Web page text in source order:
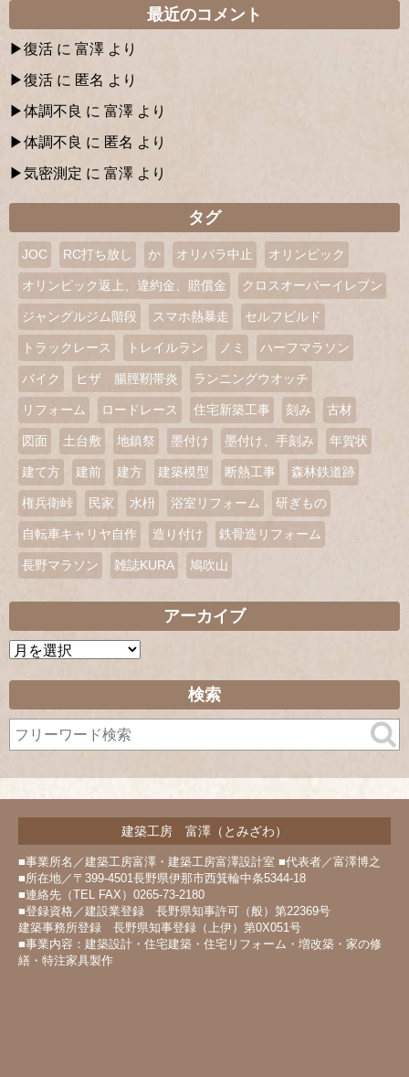
最近のコメント
復活 に 富澤 より
復活 に 匿名 より
体調不良 に 富澤 より
体調不良 に 匿名 より
気密測定 に 富澤 より
タグ
JOC RC打ち放し か オリパラ中止 オリンピック
オリンピック返上、違約金、賠償金 クロスオーバーイレブン
ジャングルジム階段 スマホ熱暴走 セルフビルド
トラックレース トレイルラン ノミ ハーフマラソン
バイク ヒザ 腸脛靭帯炎 ランニングウオッチ
リフォーム ロードレース 住宅新築工事 刻み 古材
図面 土台敷 地鎮祭 墨付け 墨付け、手刻み 年賀状
建て方 建前 建方 建築模型 断熱工事 森林鉄道跡
権兵衛峠 民家 水枡 浴室リフォーム 研ぎもの
自転車キャリヤ自作 造り付け 鉄骨造リフォーム
長野マラソン 雑誌KURA 鳩吹山
アーカイブ
ア
イ
ブ
検索
建築工房 富澤（とみざわ）
■事業所名／建築工房富澤・建築工房富澤設計室 ■代表者／富澤博之
■所在地／〒399-4501長野県伊那市西箕輪中条5344-18
■連絡先（TEL FAX）0265-73-2180
■登録資格／建設業登録 長野県知事許可（般）第22369号
建築事務所登録 長野県知事登録（上伊）第0X051号
■事業内容：建築設計・住宅建築・住宅リフォーム・増改築・家の修
繕・特注家具製作